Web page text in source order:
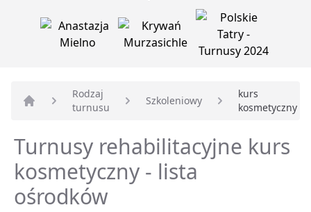
Strona główna
Rodzaj
turnusu
Szkoleniowy
kurs
kosmetyczny
Turnusy rehabilitacyjne kurs
kosmetyczny - lista
ośrodków